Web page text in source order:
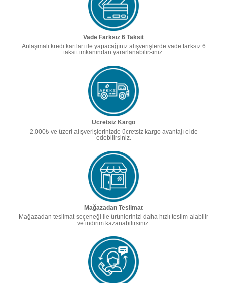
Vade Farksız 6 Taksit
Anlaşmalı kredi kartları ile yapacağınız alışverişlerde vade farksız 6
taksit imkanından yararlanabilirsiniz.
Ücretsiz Kargo
2.000₺ ve üzeri alışverişlerinizde ücretsiz kargo avantajı elde
edebilirsiniz.
Mağazadan Teslimat
Mağazadan teslimat seçeneği ile ürünlerinizi daha hızlı teslim alabilir
ve indirim kazanabilirsiniz.